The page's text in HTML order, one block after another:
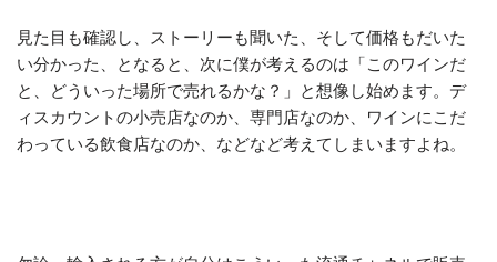
見た目も確認し、ストーリーも聞いた、そして価格もだいた
い分かった、となると、次に僕が考えるのは「このワインだ
と、どういった場所で売れるかな？」と想像し始めます。デ
ィスカウントの小売店なのか、専門店なのか、ワインにこだ
わっている飲食店なのか、などなど考えてしまいますよね。